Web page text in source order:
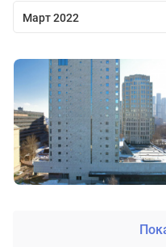
Март 2022